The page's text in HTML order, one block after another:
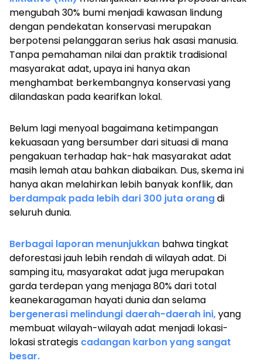
mengubah 30% bumi menjadi kawasan lindung
dengan pendekatan konservasi merupakan
berpotensi pelanggaran serius hak asasi manusia.
Tanpa pemahaman nilai dan praktik tradisional
masyarakat adat, upaya ini hanya akan
menghambat berkembangnya konservasi yang
dilandaskan pada kearifkan lokal.
Belum lagi menyoal bagaimana ketimpangan
kekuasaan yang bersumber dari situasi di mana
pengakuan terhadap hak-hak masyarakat adat
masih lemah atau bahkan diabaikan. Dus, skema ini
hanya akan melahirkan lebih banyak konflik, dan
berdampak pada lebih dari 300 juta orangdi
seluruh dunia.
Berbagai laporan menunjukkan bahwa tingkat
deforestasi jauh lebih rendah di wilayah adat. Di
samping itu, masyarakat adat juga merupakan
garda terdepan yang menjaga 80% dari total
keanekaragaman hayati dunia dan selama
bergenerasi melindungi daerah-daerah ini,yang
membuat wilayah-wilayah adat menjadi lokasi-
lokasi strategis cadangan karbon yang sangat
besar.